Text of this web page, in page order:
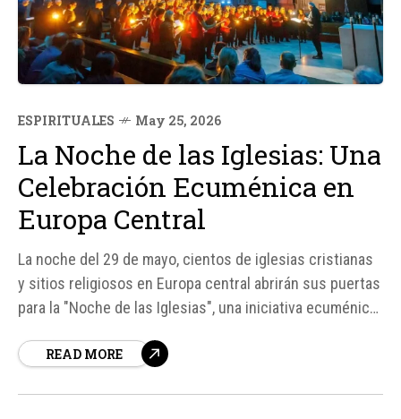
ESPIRITUALES May 25, 2026
La Noche de las Iglesias: Una
Celebración Ecuménica en
Europa Central
La noche del 29 de mayo, cientos de iglesias cristianas
y sitios religiosos en Europa central abrirán sus puertas
para la "Noche de las Iglesias", una iniciativa ecuménica
República Checa y Austria. Este evento, que este año
READ MORE